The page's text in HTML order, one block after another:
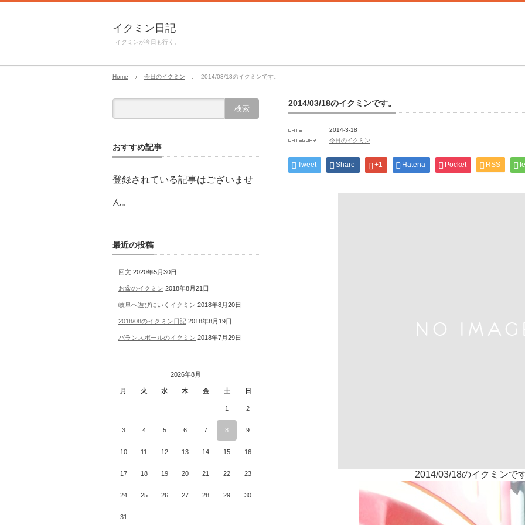
イクミン日記
イクミンが今日も行く。
Home 今日のイクミン 2014/03/18のイクミンです。
2014/03/18のイクミンです。
2014-3-18
今日のイクミン
Tweet Share +1 Hatena Pocket RSS
2014/03/18のイクミンで
おすすめ記事
登録されている記事はございませ
ん。
最近の投稿
回文 2020年5月30日
お盆のイクミン 2018年8月21日
岐阜へ遊びにいくイクミン 2018年8月20日
2018/08のイクミン日記 2018年8月19日
バランスボールのイクミン 2018年7月29日
2026年8月
月 火 水 木 金 土 日
1 2
3 4 5 6 7 8 9
10 11 12 13 14 15 16
17 18 19 20 21 22 23
24 25 26 27 28 29 30
31